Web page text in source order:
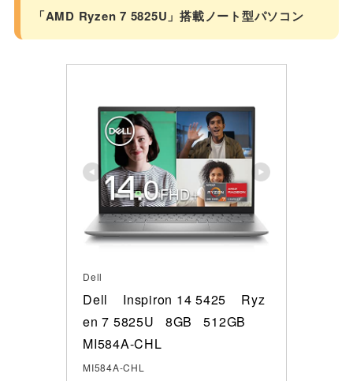
「AMD Ryzen 7 5825U」搭載ノート型パソコン
Dell
Dell    Inspiron 14 5425    Ryz
en 7 5825U   8GB   512GB
MI584A-CHL
MI584A-CHL